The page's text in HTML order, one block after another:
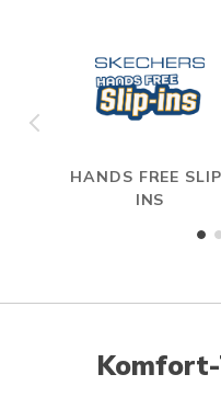
HANDS FREE
INS